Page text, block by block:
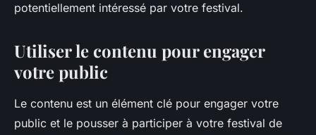
potentiellement intéressé par votre festival.
Utiliser le contenu pour engager
votre public
Le contenu est un élément clé pour engager votre
public et le pousser à participer à votre festival de